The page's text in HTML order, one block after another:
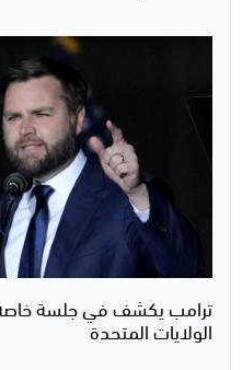
ترامب يكشف في جلسة
الولايات المتحدة